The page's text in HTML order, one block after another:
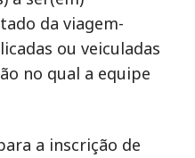
da viagem-
ou veiculadas
no qual a equipe
a inscrição de